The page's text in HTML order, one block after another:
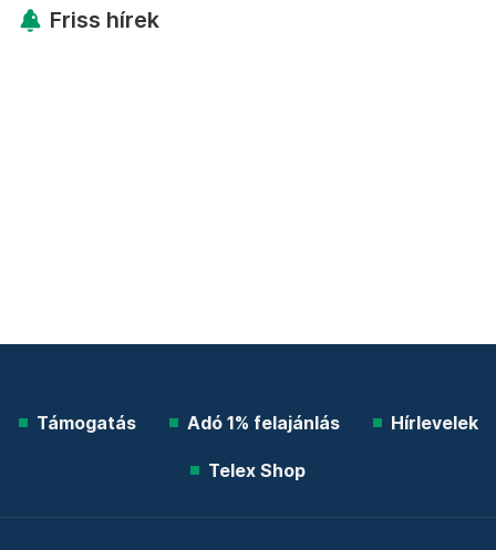
Friss hírek
Támogatás Adó 1% felajánlás Hírlevelek
Telex Shop